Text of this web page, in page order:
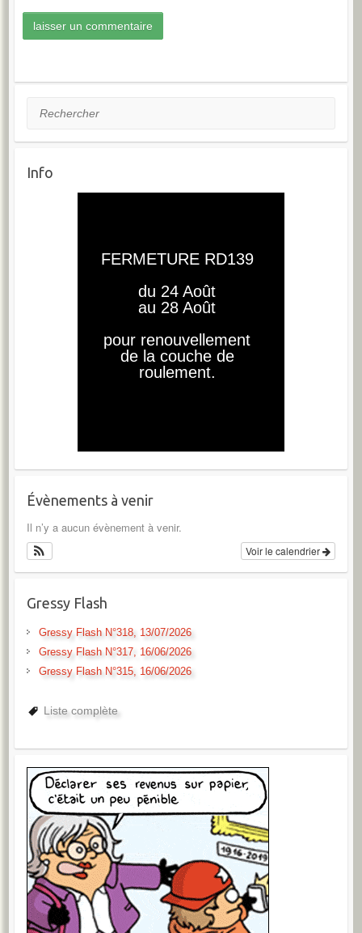
Rechercher
Info
Évènements à venir
Il n’y a aucun évènement à venir.
Voir le calendrier
Gressy Flash
Gressy Flash N°318, 13/07/2026
Gressy Flash N°317, 16/06/2026
Gressy Flash N°315, 16/06/2026
Liste complète